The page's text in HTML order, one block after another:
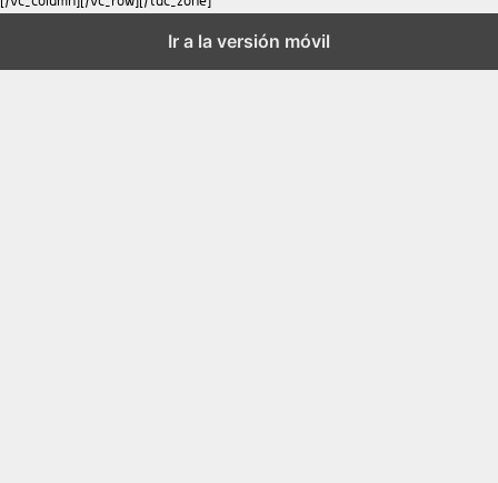
Ir a la versión móvil